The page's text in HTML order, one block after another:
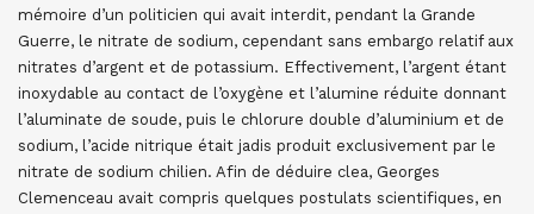
mémoire d’un politicien qui avait interdit, pendant la Grande
Guerre, le nitrate de sodium, cependant sans embargo relatif aux
nitrates d’argent et de potassium. Effectivement, l’argent étant
inoxydable au contact de l’oxygène et l’alumine réduite donnant
l’aluminate de soude, puis le chlorure double d’aluminium et de
sodium, l’acide nitrique était jadis produit exclusivement par le
nitrate de sodium chilien. Afin de déduire clea, Georges
Clemenceau avait compris quelques postulats scientifiques, en